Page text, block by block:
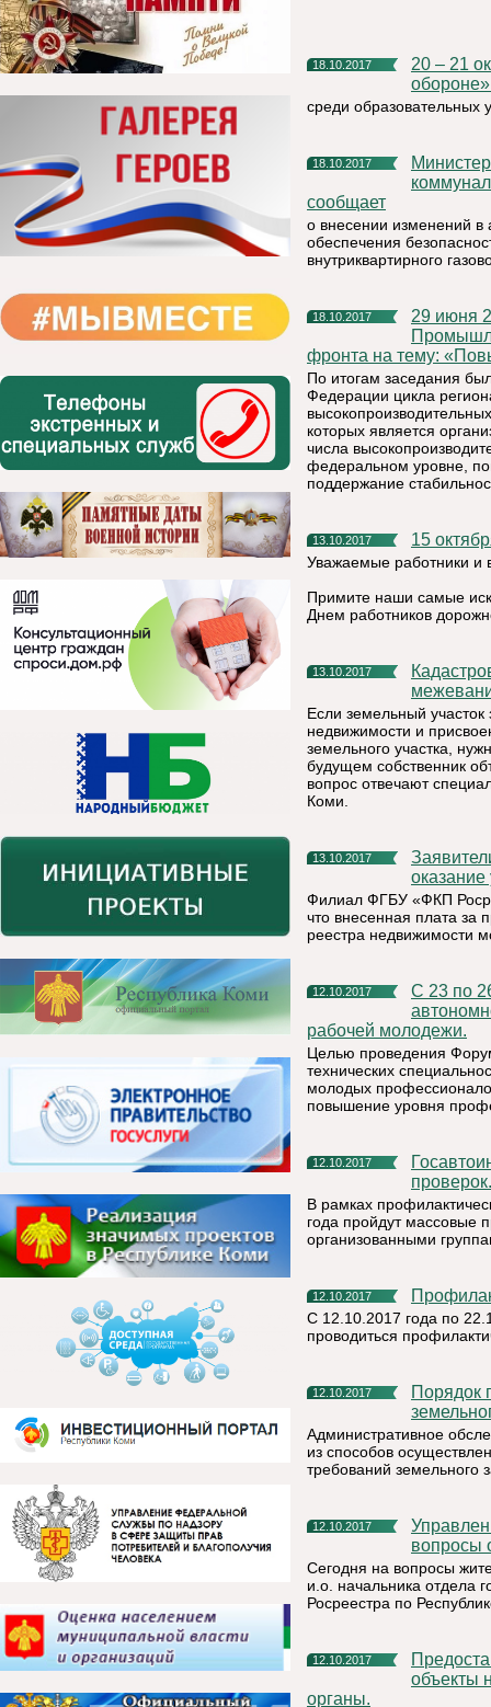
18.10.2017
20 – 21 октября 2017 года Фестиваль ВФСК «Готов к труду и
среди образовательных
18.10.2017
Министерство строительства, тарифов, жилищно-
сообщает
о внесении изменений в
обеспечения
внутриквартирного
18.10.2017
29 июня 2017 года в г. Москва проведено заседание
фронта на тему:
По итогам заседания
Федерации цикла
которых является
числа
федеральном уровне,
поддержание
13.10.2017 15
Уважаемые работники и
Примите наши самые
Днем работников
13.10.2017
Кадастровая палата разъясняет: нужно ли проводить
Если земельный участок
недвижимости и
земельного участка,
будущем собственник
вопрос отвечают
Коми.
13.10.2017
Заявители могут вернуть неверно уплаченную сумму за
оказание
Филиал ФГБУ «ФКП
что внесенная плата за
реестра недвижимости
12.10.2017
С 23 по 26 ноября 2017 г. в г. Сургуте Ханты-Мансийского
рабочей молодежи.
Целью проведения
технических
молодых
повышение уровня
12.10.2017
Госавтоинспекторы проверят водителей во время массовых
проверок.
В рамках
года пройдут массовые
организованными
12.10.2017
С 12.10.2017 года по
проводиться
12.10.2017
Порядок проведения административного обследования
Административное
из способов
требований земельного
12.10.2017
Управление Росреестра по Республике Коми: актуальные
вопросы
Сегодня на вопросы
и.о. начальника отдела
Росреестра по
12.10.2017
Предоставление сведений о зарегистрированных правах на
объекты
органы.